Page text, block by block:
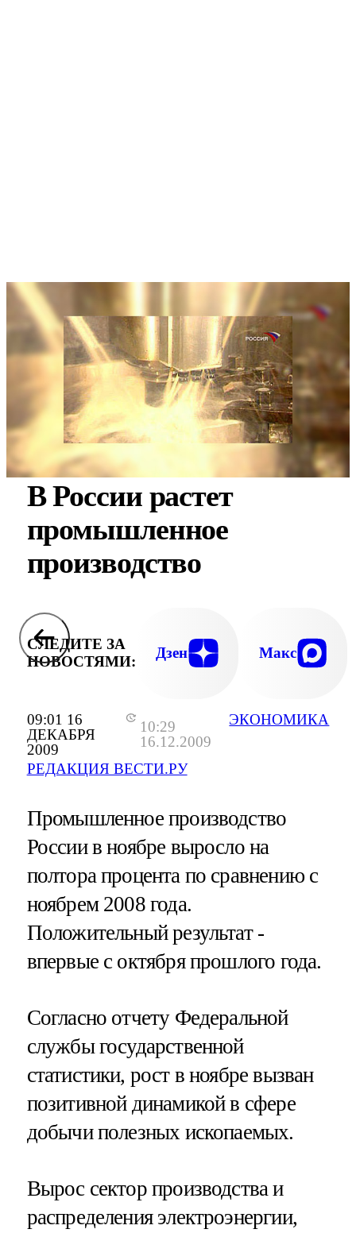
09:01 16
ДЕКАБРЯ
2009
10:29
16.12.2009
РЕДАКЦИЯ ВЕСТИ.РУ
ЭКОНОМИКА
В России растет
промышленное
производство
СЛЕДИТЕ ЗА
НОВОСТЯМИ:
Дзен Макс
Промышленное производство
России в ноябре выросло на
полтора процента по сравнению с
ноябрем 2008 года.
Положительный результат -
впервые с октября прошлого года.
Согласно отчету Федеральной
службы государственной
статистики, рост в ноябре вызван
позитивной динамикой в сфере
добычи полезных ископаемых.
Вырос сектор производства и
распределения электроэнергии,